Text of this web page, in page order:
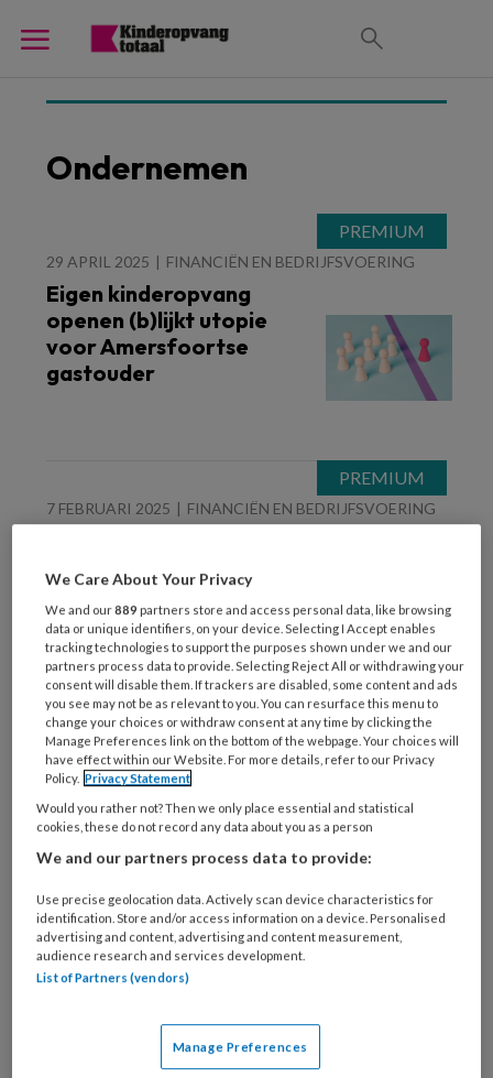
Ondernemen
29 APRIL 2025 FINANCIËN EN BEDRIJFSVOERING
Eigen kinderopvang
openen (b)lijkt utopie
voor Amersfoortse
gastouder
7 FEBRUARI 2025 FINANCIËN EN BEDRIJFSVOERING
overgenomen – wat nu?
29 JANUARI 2025 WET- EN REGELGEVING
Zorgen bij gastouders:
ondernemer of
schijnzelfstandig?
Selma Özkan: een ware
changemaker
We Care About Your Privacy
We and our889 partners store and access personal data, like browsing
data or unique identifiers, on your device. Selecting I Accept enables
tracking technologies to support the purposes shown under we and our
partners process data to provide. Selecting Reject All or withdrawing your
consent will disable them. If trackers are disabled, some content and ads
you see may not be as relevant to you. You can resurface this menu to
change your choices or withdraw consent at any time by clicking the
Manage Preferences link on the bottom of the webpage. Your choices will
have effect within our Website. For more details, refer to our Privacy
Policy. Privacy Statement
Would you rather not? Then we only place essential and statistical
cookies, these do not record any data about you as a person
We and our partners process data to provide:
Use precise geolocation data. Actively scan device characteristics for
identification. Store and/or access information on a device. Personalised
advertising and content, advertising and content measurement,
audience research and services development.
List of Partners (vendors)
Manage Preferences